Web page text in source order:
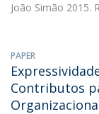
João Simão 2015.
PAPER
Contributos